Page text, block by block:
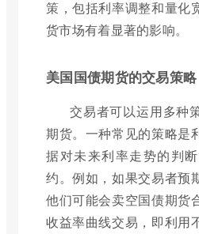
策，包括利率调整和量化
货市场有着显著的影响。
美国国债期货的交易策略
交易者可以运用多种
期货。一种常见的策略是
据对未来利率走势的判
约。例如，如果交易者预
他们可能会卖空国债期货
收益率曲线交易，即利用